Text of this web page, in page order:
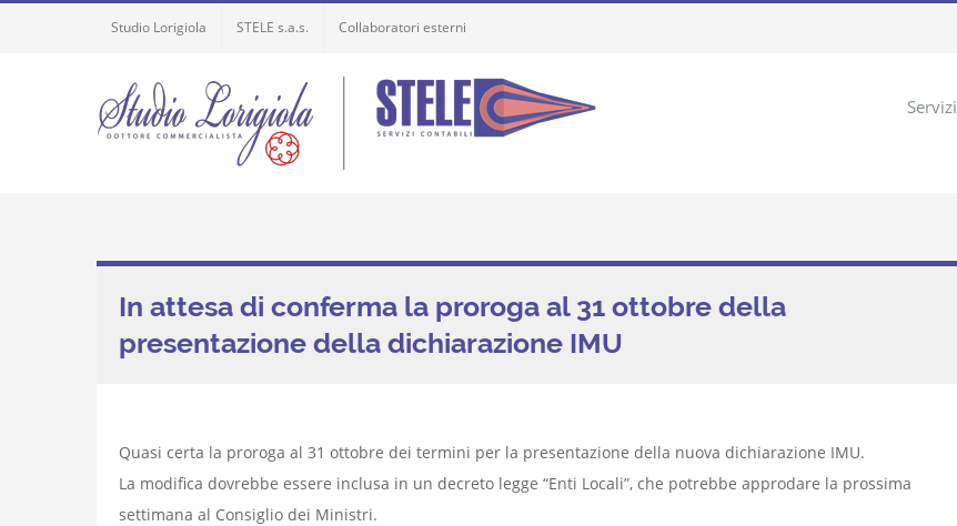
Studio Lorigiola STELE s.a.s. Collaboratori esterni
Servizi
In attesa di conferma la proroga al 31 ottobre della
presentazione della dichiarazione IMU
Quasi certa la proroga al 31 ottobre dei termini per la presentazione della nuova dichiarazione IMU.
La modifica dovrebbe essere inclusa in un decreto legge “Enti Locali”, che potrebbe approdare la prossima
settimana al Consiglio dei Ministri.